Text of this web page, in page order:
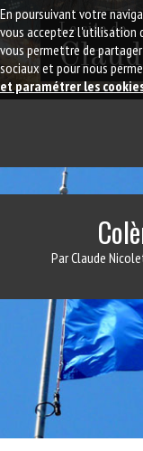
Le site de
Par Claude
En poursuivant votre
vous acceptez l'utilisation
vous permettre de
sociaux et pour nous
et paramétrer les